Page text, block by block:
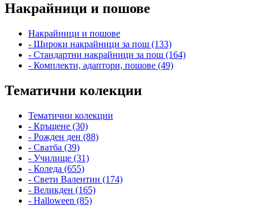
Накрайници и пошове
Накрайници и пошове
- Широки накрайници за пош (133)
- Стандартни накрайници за пош (164)
- Комплекти, адаптори, пошове (49)
Тематични колекции
Тематични колекции
- Кръщене (30)
- Рожден ден (88)
- Сватба (39)
- Училище (31)
- Коледа (655)
- Свети Валентин (174)
- Великден (165)
- Halloween (85)